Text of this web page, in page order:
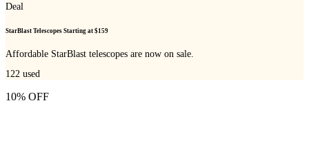
Deal
StarBlast Telescopes Starting at $159
Affordable StarBlast telescopes are now on sale.
122 used
10% OFF